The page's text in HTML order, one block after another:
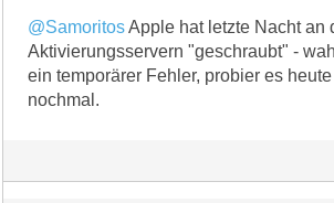
@SamoritosApple hat letzte Nacht an
Aktivierungsservern "geschraubt" -
ein temporärer Fehler, probier es
nochmal.